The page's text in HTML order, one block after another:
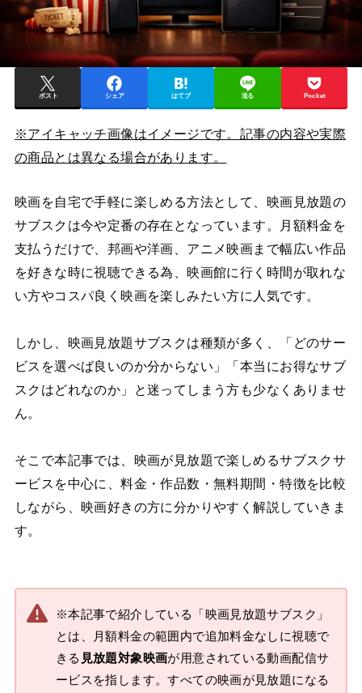
ポスト シェア はてブ 送る Pocket
※アイキャッチ画像はイメージです。記事の内容や実際
の商品とは異なる場合があります。
映画を自宅で手軽に楽しめる方法として、映画見放題の
サブスクは今や定番の存在となっています。月額料金を
支払うだけで、邦画や洋画、アニメ映画まで幅広い作品
を好きな時に視聴できる為、映画館に行く時間が取れな
い方やコスパ良く映画を楽しみたい方に人気です。
しかし、映画見放題サブスクは種類が多く、「どのサー
ビスを選べば良いのか分からない」「本当にお得なサブ
スクはどれなのか」と迷ってしまう方も少なくありませ
ん。
そこで本記事では、映画が見放題で楽しめるサブスクサ
ービスを中心に、料金・作品数・無料期間・特徴を比較
しながら、映画好きの方に分かりやすく解説していきま
す。
※本記事で紹介している「映画見放題サブスク」
とは、月額料金の範囲内で追加料金なしに視聴で
きる 見放題対象映画が用意されている動画配信サ
ービスを指します。すべての映画が見放題になる